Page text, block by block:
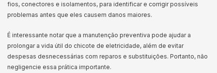
fios, conectores e isolamentos, para identificar e corrigir possíveis
problemas antes que eles causem danos maiores.
É interessante notar que a manutenção preventiva pode ajudar a
prolongar a vida útil do chicote de eletricidade, além de evitar
despesas desnecessárias com reparos e substituições. Portanto, não
negligencie essa prática importante.